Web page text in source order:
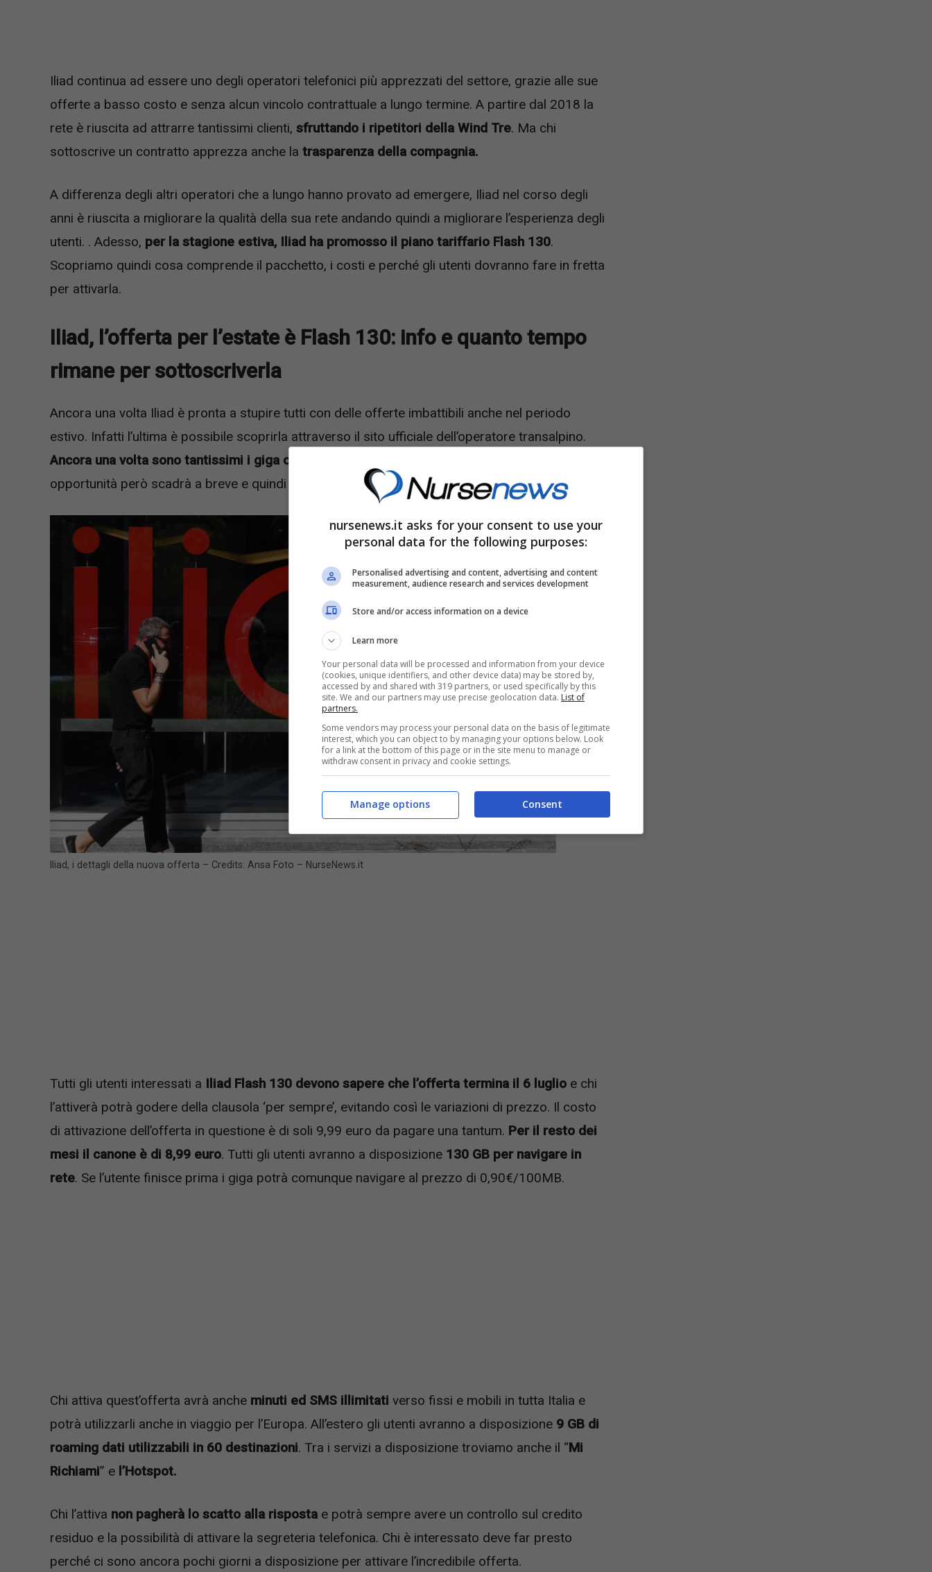
Iliad continua ad essere uno degli operatori telefonici più apprezzati del settore, grazie alle sue
offerte a basso costo e senza alcun vincolo contrattuale a lungo termine. A partire dal 2018 la
rete è riuscita ad attrarre tantissimi clienti, sfruttando i ripetitori della Wind Tre. Ma chi
sottoscrive un contratto apprezza anche la trasparenza della compagnia.
A differenza degli altri operatori che a lungo hanno provato ad emergere, Iliad nel corso degli
anni è riuscita a migliorare la qualità della sua rete andando quindi a migliorare l’esperienza degli
utenti. . Adesso, per la stagione estiva, Iliad ha promosso il piano tariffario Flash 130.
Scopriamo quindi cosa comprende il pacchetto, i costi e perché gli utenti dovranno fare in fretta
per attivarla.
Iliad, l’offerta per l’estate è Flash 130: info e quanto tempo
rimane per sottoscriverla
Ancora una volta Iliad è pronta a stupire tutti con delle offerte imbattibili anche nel periodo
estivo. Infatti l’ultima è possibile scoprirla attraverso il sito ufficiale dell’operatore transalpino.
Ancora una volta sono tantissimi i giga offerti e il prezzo è a dir poco imbattibile
opportunità però scadrà a breve e quindi c’è ancora pochissimo tempo per attivarla.
Iliad, i dettagli della nuova offerta – Credits: Ansa Foto – NurseNews.it
Tutti gli utenti interessati a Iliad Flash 130 devono sapere che l’offerta termina il 6 luglio e chi
l’attiverà potrà godere della clausola ‘per sempre’, evitando così le variazioni di prezzo. Il costo
di attivazione dell’offerta in questione è di soli 9,99 euro da pagare una tantum. Per il resto dei
mesi il canone è di 8,99 euro. Tutti gli utenti avranno a disposizione 130 GB per navigare in
rete. Se l’utente finisce prima i giga potrà comunque navigare al prezzo di 0,90€/100MB.
Chi attiva quest’offerta avrà anche minuti ed SMS illimitati verso fissi e mobili in tutta Italia e
potrà utilizzarli anche in viaggio per l’Europa. All’estero gli utenti avranno a disposizione 9 GB di
roaming dati utilizzabili in 60 destinazioni. Tra i servizi a disposizione troviamo anche il “Mi
Richiami” e l’Hotspot.
Chi l’attiva non pagherà lo scatto alla risposta e potrà sempre avere un controllo sul credito
residuo e la possibilità di attivare la segreteria telefonica. Chi è interessato deve far presto
perché ci sono ancora pochi giorni a disposizione per attivare l’incredibile offerta.
nursenews.it asks for your consent to use your
personal data for the following purposes:
Personalised advertising and content, advertising and content
measurement, audience research and services development
Store and/or access information on a device
Learn more
Your personal data will be processed and information from your device
(cookies, unique identifiers, and other device data) may be stored by,
accessed by and shared with 319 partners, or used specifically by this
site. We and our partners may use precise geolocation data. List of
partners.
Some vendors may process your personal data on the basis of legitimate
interest, which you can object to by managing your options below. Look
for a link at the bottom of this page or in the site menu to manage or
withdraw consent in privacy and cookie settings.
Consent
Manage options